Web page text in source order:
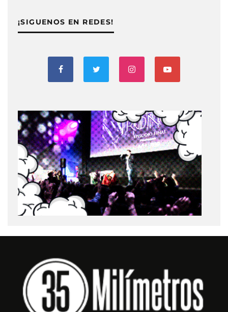
¡SIGUENOS EN REDES!